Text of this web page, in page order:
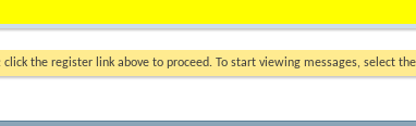
click the register link above to proceed. To start viewing messages, select